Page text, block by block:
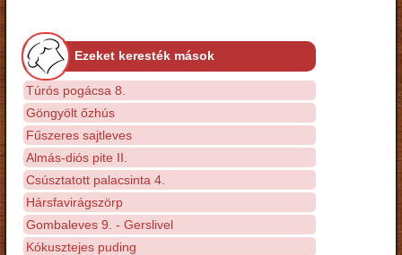
Ezeket keresték mások
Túrós pogácsa 8.
Göngyölt őzhús
Fűszeres sajtleves
Almás-diós pite II.
Csúsztatott palacsinta 4.
Hársfavirágszörp
Gombaleves 9. - Gerslivel
Kókusztejes puding